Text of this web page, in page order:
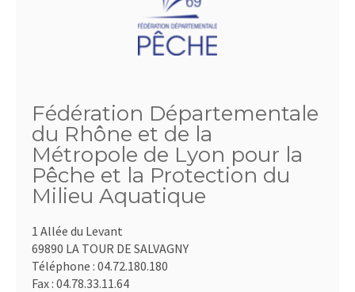
Fédération Départementale
du Rhône et de la
Métropole de Lyon pour la
Pêche et la Protection du
Milieu Aquatique
1 Allée du Levant
69890 LA TOUR DE SALVAGNY
Téléphone : 04.72.180.180
Fax : 04.78.33.11.64